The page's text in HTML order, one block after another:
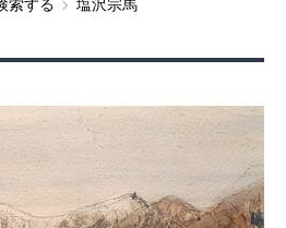
索する 塩沢宗馬